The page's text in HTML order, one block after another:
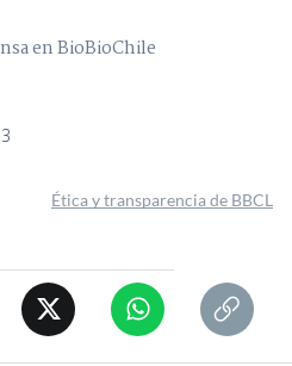
en BioBioChile
Ética y transparencia de BBCL